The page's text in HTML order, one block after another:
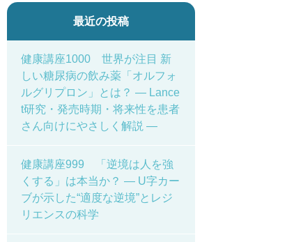
最近の投稿
健康講座1000 世界が注目 新
しい糖尿病の飲み薬「オルフォ
ルグリプロン」とは？ ― Lance
t研究・発売時期・将来性を患者
さん向けにやさしく解説 ―
健康講座999 「逆境は人を強
くする」は本当か？ ― U字カー
ブが示した“適度な逆境”とレジ
リエンスの科学